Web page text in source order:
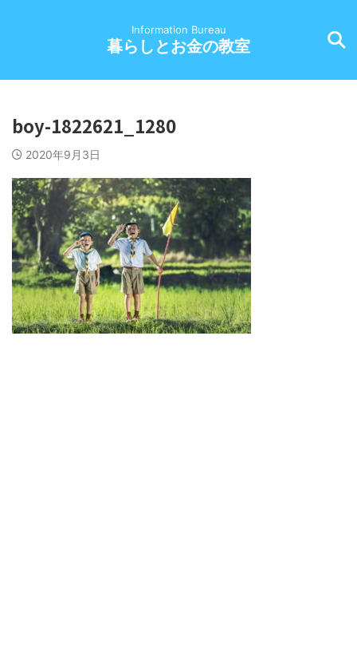
Information Bureau
暮らしとお金の教室
boy-1822621_1280
2020年9月3日